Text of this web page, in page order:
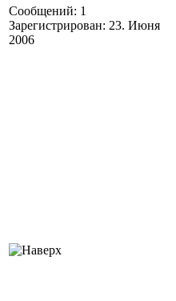
Сообщений: 1
Зарегистрирован: 23. Июня
2006